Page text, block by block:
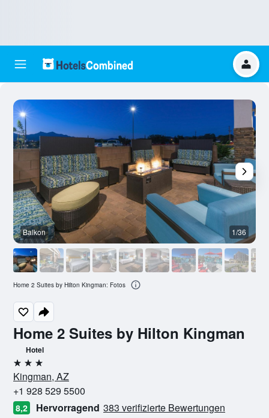
Home 2 Suites by Hilton Kingman
Hotel
3 Sterne
Kingman, AZ
+1 928 529 5500
8,2 Hervorragend 383 verifizierte Bewertungen
Balkon 1/36
Home 2 Suites by Hilton Kingman: Fotos